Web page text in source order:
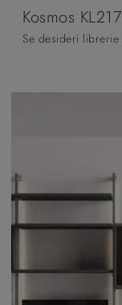
Kosmos KL217